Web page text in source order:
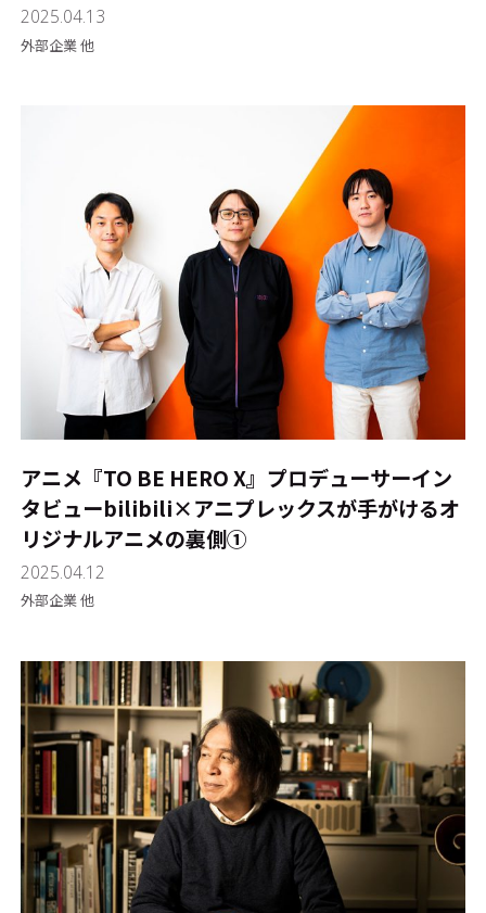
2025.04.13
外部企業 他
アニメ『TO BE HERO X』プロデューサーイン
タビュー――bilibili×アニプレックスが手がけるオ
リジナルアニメの裏側①
2025.04.12
外部企業 他